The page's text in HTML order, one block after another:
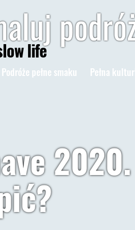
Podróże pełne smaku Pełna
life